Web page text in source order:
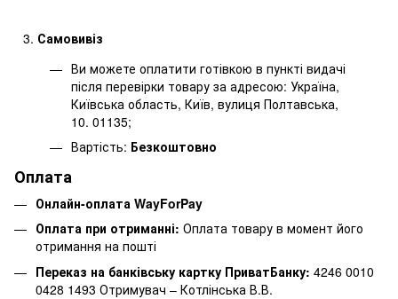
Самовивіз
Ви можете оплатити готівкою в пункті видачі
після перевірки товару за адресою: Україна,
Київська область, Київ, вулиця Полтавська,
10. 01135;
Вартість: Безкоштовно
Оплата
Онлайн-оплата WayForPay
Оплата при отриманні: Оплата товару в момент його
отримання на пошті
Переказ на банківську картку ПриватБанку: 4246 0010
0428 1493 Отримувач – Котлінська В.В.